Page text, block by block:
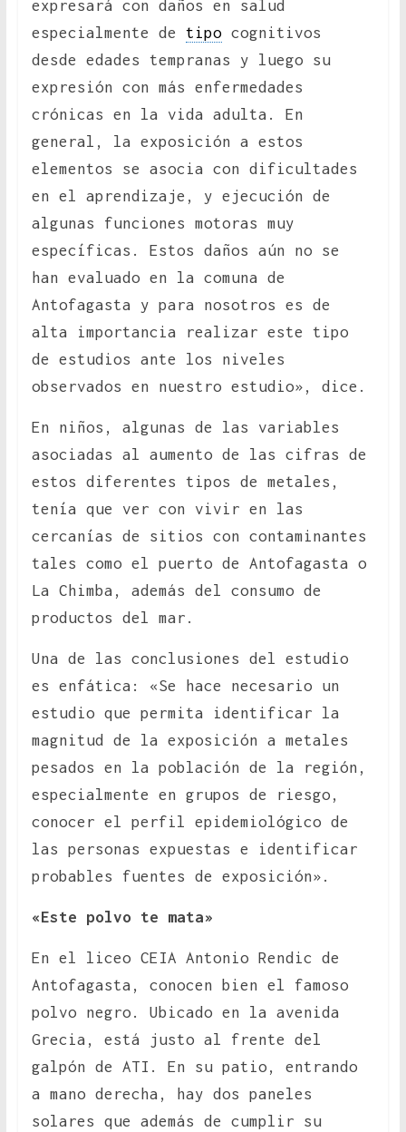
expresará con daños en salud
especialmente de tipocognitivos
desde edades tempranas y luego su
expresión con más enfermedades
crónicas en la vida adulta. En
general, la exposición a estos
elementos se asocia con dificultades
en el aprendizaje, y ejecución de
algunas funciones motoras muy
específicas. Estos daños aún no se
han evaluado en la comuna de
Antofagasta y para nosotros es de
alta importancia realizar este tipo
de estudios ante los niveles
observados en nuestro estudio», dice.
En niños, algunas de las variables
asociadas al aumento de las cifras de
estos diferentes tipos de metales,
tenía que ver con vivir en las
cercanías de sitios con contaminantes
tales como el puerto de Antofagasta o
La Chimba, además del consumo de
productos del mar.
Una de las conclusiones del estudio
es enfática: «Se hace necesario un
estudio que permita identificar la
magnitud de la exposición a metales
pesados en la población de la región,
especialmente en grupos de riesgo,
conocer el perfil epidemiológico de
las personas expuestas e identificar
probables fuentes de exposición».
«Este polvo te mata»
En el liceo CEIA Antonio Rendic de
Antofagasta, conocen bien el famoso
polvo negro. Ubicado en la avenida
Grecia, está justo al frente del
galpón de ATI. En su patio, entrando
a mano derecha, hay dos paneles
solares que además de cumplir su